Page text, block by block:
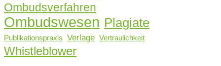
Ombudsverfahren
Ombudswesen Plagiate
Publikationspraxis Verlage Vertraulichkeit
Whistleblower